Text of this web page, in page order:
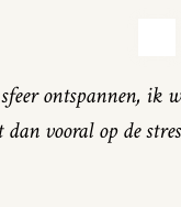
ontspannen,
vooral op de